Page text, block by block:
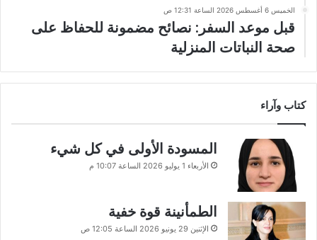
الخميس 6 أغسطس 2026 الساعة 12:31 ص
قبل موعد السفر: نصائح مضمونة للحفاظ على
صحة النباتات المنزلية
كتاب وآراء
المسودة الأولى في كل شيء
الأربعاء 1 يوليو 2026 الساعة 10:07 م
الطمأنينة قوة خفية
الإثنين 29 يونيو 2026 الساعة 12:05 ص